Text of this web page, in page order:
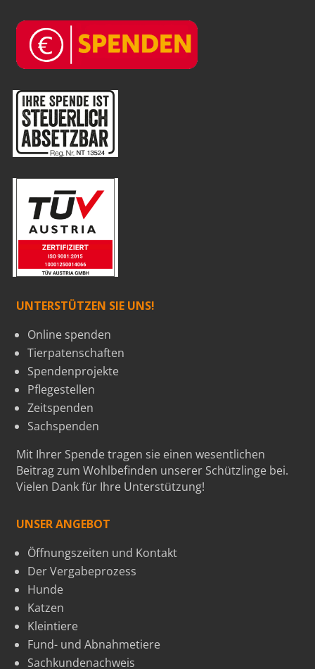
UNTERSTÜTZEN SIE UNS!
Online spenden
Tierpatenschaften
Spendenprojekte
Pflegestellen
Zeitspenden
Sachspenden
Mit Ihrer Spende tragen sie einen wesentlichen
Beitrag zum Wohlbefinden unserer Schützlinge bei.
Vielen Dank für Ihre Unterstützung!
UNSER ANGEBOT
Öffnungszeiten und Kontakt
Der Vergabeprozess
Hunde
Katzen
Kleintiere
Fund- und Abnahmetiere
Sachkundenachweis